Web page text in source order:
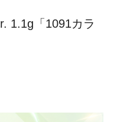
1.1g「1091カラ